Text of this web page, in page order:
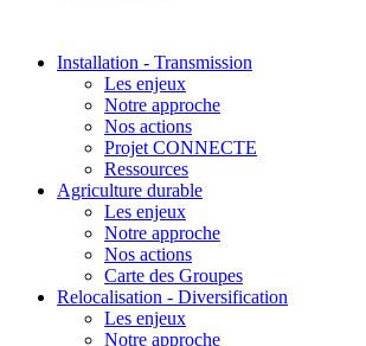
Installation - Transmission
Les enjeux
Notre approche
Nos actions
Projet CONNECTE
Ressources
Agriculture durable
Les enjeux
Notre approche
Nos actions
Carte des Groupes
Relocalisation - Diversification
Les enjeux
Notre approche